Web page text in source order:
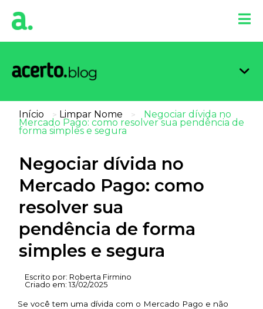
Início > Limpar Nome > Negociar dívida no
Mercado Pago: como resolver sua pendência de
forma simples e segura
Negociar dívida no
Mercado Pago: como
resolver sua
pendência de forma
simples e segura
Escrito por: Roberta Firmino
Criado em: 13/02/2025
Se você tem uma dívida com o Mercado Pago e não